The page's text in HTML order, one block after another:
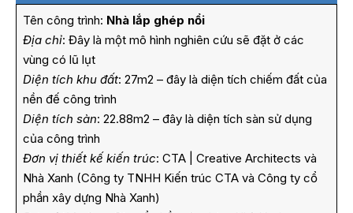
Tên công trình: Nhà lắp ghép nổi
Địa chỉ: Đây là một mô hình nghiên cứu sẽ đặt ở các
vùng có lũ lụt
Diện tích khu đất: 27m2 – đây là diện tích chiếm đất của
nền đế công trình
Diện tích sàn: 22.88m2 – đây là diện tích sàn sử dụng
của công trình
Đơn vị thiết kế kiến trúc: CTA | Creative Architects và
Nhà Xanh (Công ty TNHH Kiến trúc CTA và Công ty cổ
phần xây dựng Nhà Xanh)